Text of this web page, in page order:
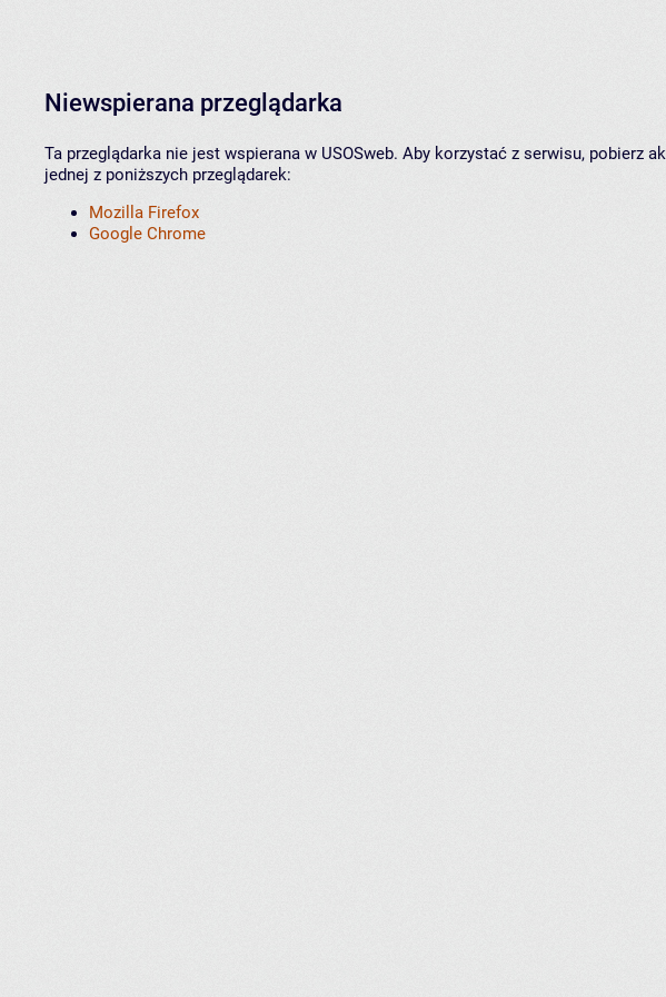
Niewspierana przeglądarka
Ta przeglądarka nie jest wspierana w USOSweb. Aby korzystać z serwisu, pobierz
jednej z poniższych przeglądarek:
Mozilla Firefox
Google Chrome